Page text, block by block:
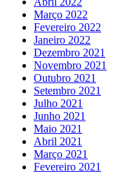
Março 2022
Fevereiro 2022
Janeiro 2022
Dezembro 2021
Novembro 2021
Outubro 2021
Setembro 2021
Julho 2021
Junho 2021
Maio 2021
Abril 2021
Março 2021
Fevereiro 2021